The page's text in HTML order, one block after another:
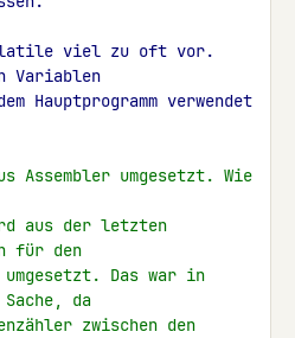
viel zu oft vor.
Variablen
Hauptprogramm verwendet
Assembler umgesetzt. Wie
aus der letzten
für den
Das war in
da
zwischen den